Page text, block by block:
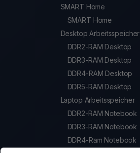
SMART Home
SMART Home
Desktop Arbeitsspeicher
DDR2-RAM Desktop
DDR3-RAM Desktop
DDR4-RAM Desktop
DDR5-RAM Desktop
Laptop Arbeitsspeicher
DDR2-RAM Notebook
DDR3-RAM Notebook
DDR4-Ram Notebook